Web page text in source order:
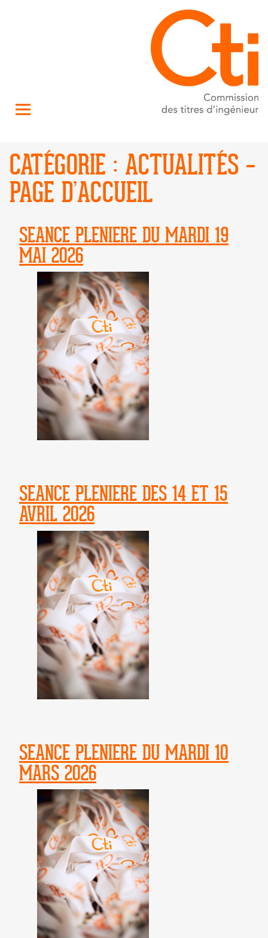
CATÉGORIE : ACTUALITÉS –
PAGE D’ACCUEIL
SEANCE PLENIERE DU MARDI 19
MAI 2026
SEANCE PLENIERE DES 14 ET 15
AVRIL 2026
SEANCE PLENIERE DU MARDI 10
MARS 2026